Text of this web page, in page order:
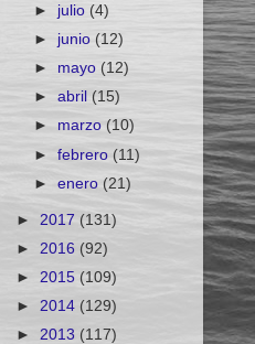
► julio (4)
► junio(12)
► mayo (12)
►abril (15)
► marzo (10)
►febrero(11)
►enero (21)
► 2017 (131)
► 2016 (92)
► 2015 (109)
► 2014 (129)
► 2013 (117)